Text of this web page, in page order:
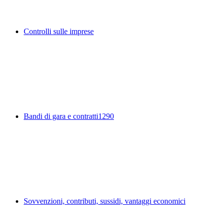
Controlli sulle imprese
Bandi di gara e contratti1290
Sovvenzioni, contributi, sussidi, vantaggi economici